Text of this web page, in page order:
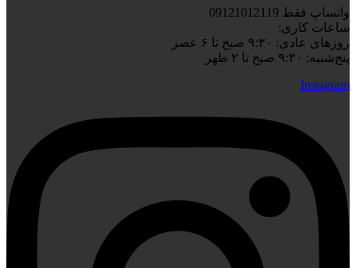
واتساپ فقط 09121012119
ساعات کاری:
روزهای عادی: ۹:۳۰ صبح تا ۶ عصر
پنج‌شنبه: ۹:۳۰ صبح تا ۲ ظهر
Instagram